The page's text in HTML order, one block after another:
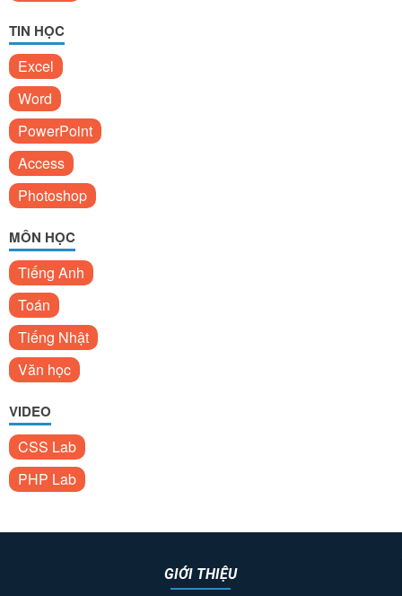
TIN HỌC
Excel
Word
PowerPoint
Access
Photoshop
MÔN HỌC
Tiếng Anh
Toán
Tiếng Nhật
Văn học
VIDEO
CSS Lab
PHP Lab
GIỚI THIỆU